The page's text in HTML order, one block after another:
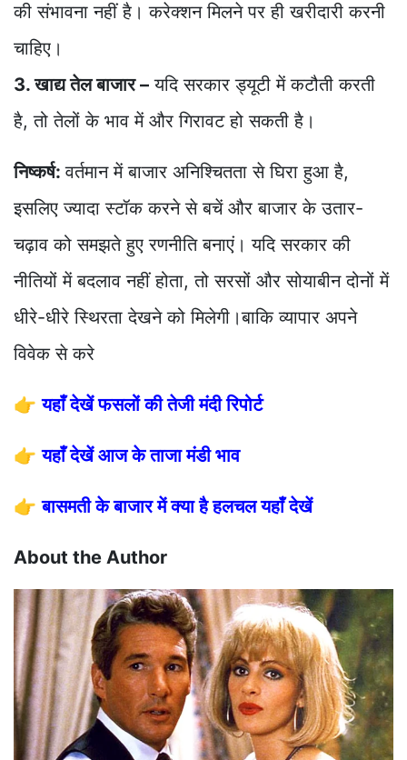
की संभावना नहीं है। करेक्शन मिलने पर ही खरीदारी करनी
चाहिए।
3. खाद्य तेल बाजार – यदि सरकार ड्यूटी में कटौती करती
है, तो तेलों के भाव में और गिरावट हो सकती है।
निष्कर्ष:वर्तमान में बाजार अनिश्चितता से घिरा हुआ है,
इसलिए ज्यादा स्टॉक करने से बचें और बाजार के उतार-
चढ़ाव को समझते हुए रणनीति बनाएं। यदि सरकार की
नीतियों में बदलाव नहीं होता, तो सरसों और सोयाबीन दोनों में
धीरे-धीरे स्थिरता देखने को मिलेगी।बाकि व्यापार अपने
विवेक से करे
👉यहाँ देखें फसलों की तेजी मंदी रिपोर्ट
👉यहाँ देखें आज के ताजा मंडी भाव
👉बासमती के बाजार में क्या है हलचल यहाँ देखें
About the Author